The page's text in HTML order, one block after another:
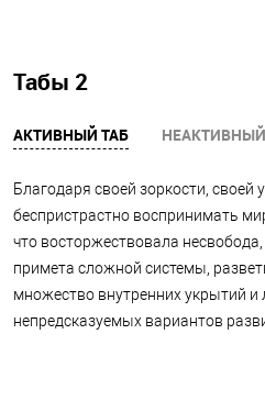
Табы 2
АКТИВНЫЙ ТАБ
Благодаря своей зоркости, своей
беспристрастно воспринимать
что восторжествовала
примета сложной системы,
множество внутренних укрытий
непредсказуемых вариантов